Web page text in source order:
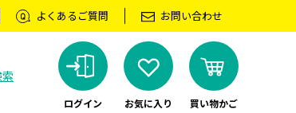
よくあるご質問 お問い合わせ
ログイン お気に入り 買い物かご